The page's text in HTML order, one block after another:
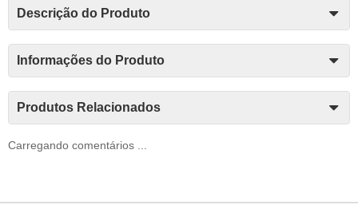
Descrição do Produto
Informações do Produto
Produtos Relacionados
Carregando comentários ...